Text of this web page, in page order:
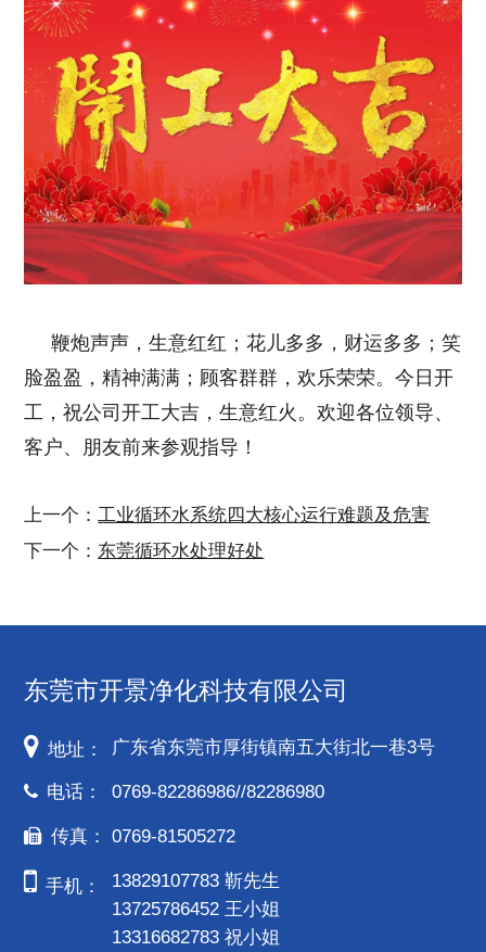
鞭炮声声，生意红红；花儿多多，财运多多；笑
脸盈盈，精神满满；顾客群群，欢乐荣荣。今日开
工，祝公司开工大吉，生意红火。欢迎各位领导、
客户、朋友前来参观指导！
上一个： 工业循环水系统四大核心运行难题及危害
下一个： 东莞循环水处理好处
东莞市开景净化科技有限公司
地址： 广东省东莞市厚街镇南五大街北一巷3号
电话： 0769-82286986//82286980
传真： 0769-81505272
手机：
13829107783 靳先生
13725786452 王小姐
13316682783 祝小姐